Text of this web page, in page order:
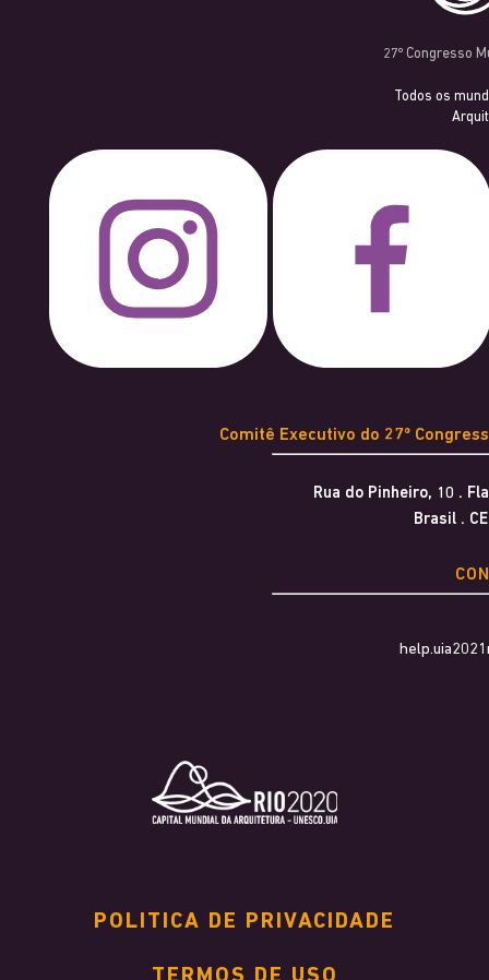
27º Congresso
Todos os
Comitê Executivo do 27º
Rua do Pinheiro, 10 .
Brasil .
POLITICA DE PRIVACIDADE